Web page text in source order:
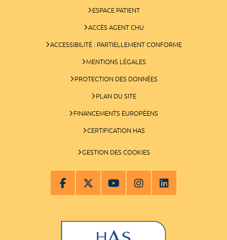
ESPACE PATIENT
ACCÈS AGENT CHU
ACCESSIBILITÉ : PARTIELLEMENT CONFORME
MENTIONS LÉGALES
PROTECTION DES DONNÉES
PLAN DU SITE
FINANCEMENTS EUROPÉENS
CERTIFICATION HAS
GESTION DES COOKIES